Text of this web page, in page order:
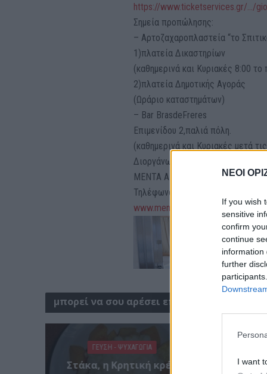
ΝΕΟΙ
If you wish
sensitive
confirm
continue
information
further
I want
https://www.ticketservices.gr/…/
Σημεία προπώλησης:
– Aρτοζαχαροπλαστεία “το
1)πλατεία Δικαστηρίων
(καθημερινά και Κυριακές 8:00
2)πλατεία Δημοτικής Αγοράς
(Ωράριο καταστημάτων)
– Bar BrasdeFreres
Επιμενίδου 2,παλιά πόλη.
(καθημερινά και Κυριακές μετά
Διοργάνωση: Menta Art Events –
ΜENTA ART EVENTS Λανίτη 4
Τηλέφωνο: 210 8617577 e-mail:
www.menta3.com
μπορεί να σου αρέσει επίσης
ΓΕΎΣΗ - ΨΥΧΑΓΩΓΊΑ
Στάκα, η Κρητική κρέμα